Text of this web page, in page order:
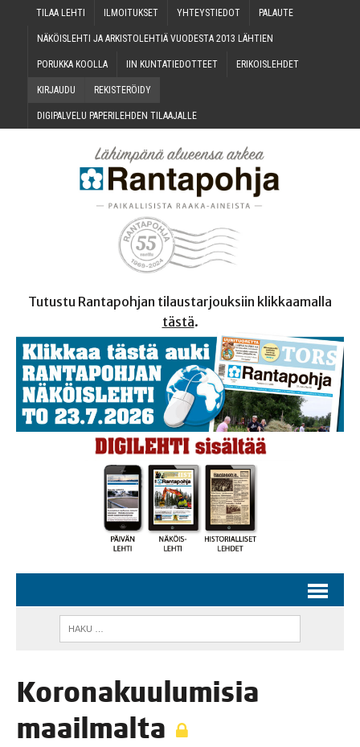
TILAA LEH­TI ILMOI­TUK­SET YHTEYS­TIE­DOT PALAU­TE
NÄKÖIS­LEH­TI JA ARKIS­TO­LEH­TIÄ VUO­DES­TA 2013 LÄHTIEN
PORUK­KA KOOLLA IIN KUN­TA­TIE­DOT­TEET ERI­KOIS­LEH­DET
KIR­JAU­DU REKIS­TE­RÖI­DY
DIGI­PAL­VE­LU PAPE­RI­LEH­DEN TILAAJALLE
Tutustu Rantapohjan tilaustarjouksiin klikkaamalla
tästä.
Koro­na­kuu­lu­mi­sia
maailmalta